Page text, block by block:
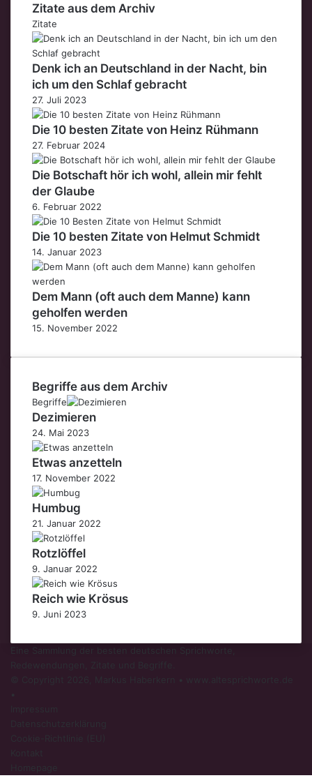
Zitate aus dem Archiv
Zitate
Denk ich an Deutschland in der Nacht, bin
ich um den Schlaf gebracht
27. Juli 2023
Die 10 besten Zitate von Heinz Rühmann
27. Februar 2024
Die Botschaft hör ich wohl, allein mir fehlt
der Glaube
6. Februar 2022
Die 10 besten Zitate von Helmut Schmidt
14. Januar 2023
Dem Mann (oft auch dem Manne) kann
geholfen werden
15. November 2022
Begriffe aus dem Archiv
Begriffe
Dezimieren
24. Mai 2023
Etwas anzetteln
17. November 2022
Humbug
21. Januar 2022
Rotzlöffel
9. Januar 2022
Reich wie Krösus
9. Juni 2023
Eine Sammlung der besten deutschen Sprichworte,
Datenschutzerklärung